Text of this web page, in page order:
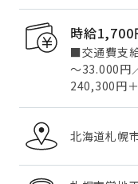
時給1,700
■交通費支
～33.000円
240,300円
北海道札幌